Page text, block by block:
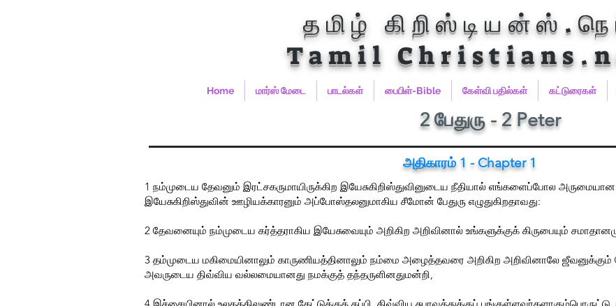
தமிழ்
Tamil
Home மார்ஸ் மேடை பாடல்கள் பைபிள்-Bible கேள்வி பதில்கள் கட்டுரைகள்
2 பேதுரு - 2 Peter
அதிகாரம் 1 - Chapter 1
1 நம்முடைய தேவனும் இரட்சகருமாயிருக்கிற இயேசுகிறிஸ்துவினுடைய நீதியால் எங்களைப்போல
இயேசுகிறிஸ்துவின் ஊழியக்காரனும் அப்போஸ்தலனுமாகிய சீமோன் பேதுரு எழுதுகிறதாவது:
2 தேவனையும் நம்முடைய கர்த்தராகிய இயேசுவையும் அறிகிற அறிவினால் உங்களுக்குக் கிருபையும்
3 தம்முடைய மகிமையினாலும் காருணியத்தினாலும் நம்மை அழைத்தவரை அறிகிற அறிவினாலே ஜீவனுக்கும்
அவருடைய திவ்விய வல்லமையானது நமக்குத் தந்தருளினதுமன்றி,